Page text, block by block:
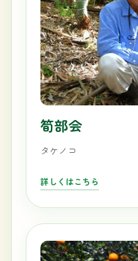
筍部会
タケノコ
詳しくはこちら